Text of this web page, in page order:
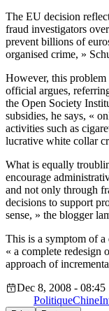
The EU decision
fraud investigators
prevent billions of
organised crime, »
However, this
official argues,
the Open Society
subsidies, he says, «
activities such as
lucrative white collar
What is equally
encourage
and not only through
decisions to support
sense, » the blogger
This is a symptom of
« a complete redesign
approach of
Dec 8, 2008 - 08:45
PolitiqueChine